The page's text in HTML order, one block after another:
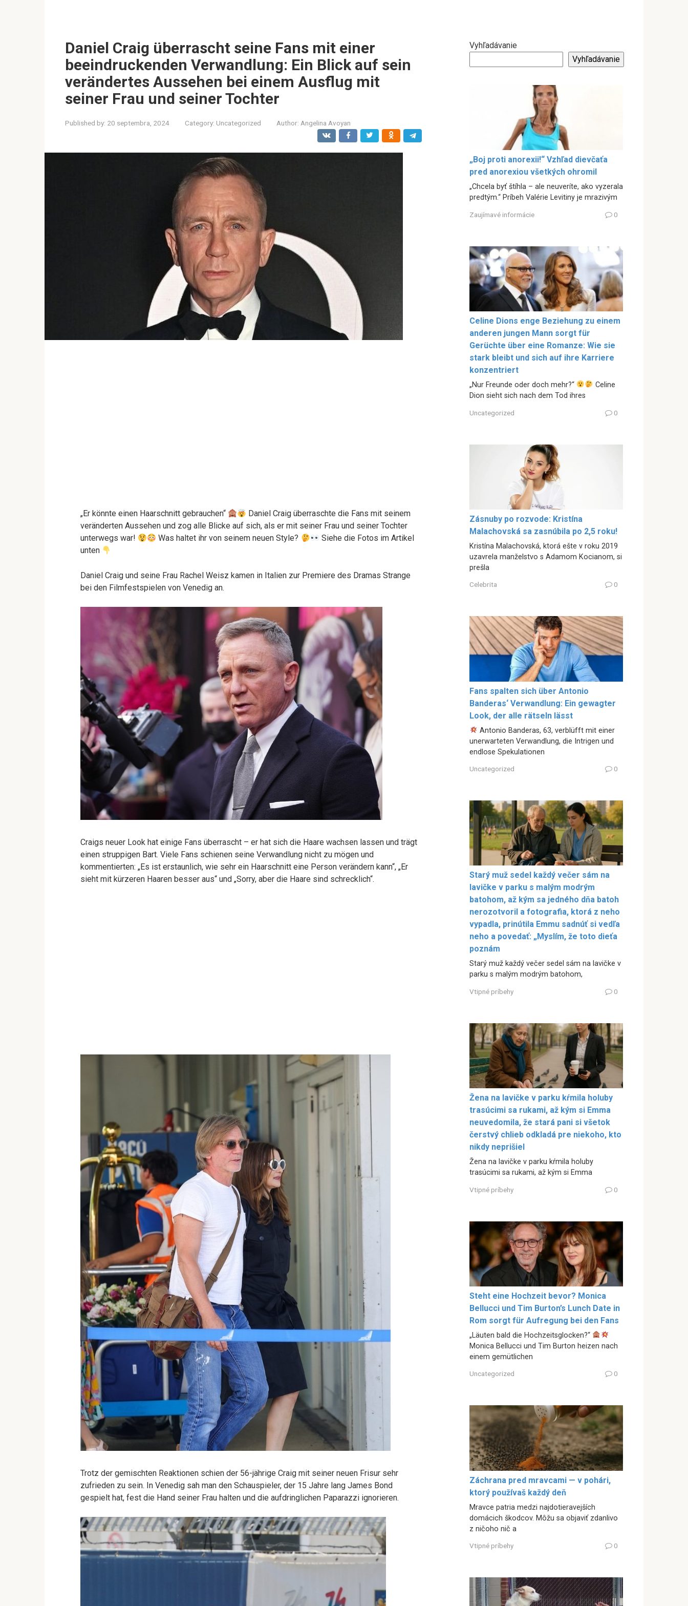
Daniel Craig überrascht seine Fans mit einer
beeindruckenden Verwandlung: Ein Blick auf sein
verändertes Aussehen bei einem Ausflug mit
seiner Frau und seiner Tochter
Published by: 20 septembra, 2024 Category: Uncategorized Author: Angelina Avoyan
„Er könnte einen Haarschnitt gebrauchen“
Daniel Craig überraschte die Fans mit seinem
veränderten Aussehen und zog alle Blicke auf sich, als er mit seiner Frau und seiner Tochter
unterwegs war!
Was haltet ihr von seinem neuen Style?
Siehe die Fotos im Artikel
unten
Daniel Craig und seine Frau Rachel Weisz kamen in Italien zur Premiere des Dramas Strange
bei den Filmfestspielen von Venedig an.
Craigs neuer Look hat einige Fans überrascht – er hat sich die Haare wachsen lassen und trägt
einen struppigen Bart. Viele Fans schienen seine Verwandlung nicht zu mögen und
kommentierten: „Es ist erstaunlich, wie sehr ein Haarschnitt eine Person verändern kann“, „Er
sieht mit kürzeren Haaren besser aus“ und „Sorry, aber die Haare sind schrecklich“.
Trotz der gemischten Reaktionen schien der 56-jährige Craig mit seiner neuen Frisur sehr
zufrieden zu sein. In Venedig sah man den Schauspieler, der 15 Jahre lang James Bond
gespielt hat, fest die Hand seiner Frau halten und die aufdringlichen Paparazzi ignorieren.
Vyhľadávanie
Vyhľadávanie
„Boj proti anorexii!“ Vzhľad dievčaťa
pred anorexiou všetkých ohromil
„Chcela byť štíhla – ale neuveríte, ako vyzerala
predtým.“ Príbeh Valérie Levitiny je mrazivým
Zaujímavé informácie 0
Celine Dions enge Beziehung zu einem
anderen jungen Mann sorgt für
Gerüchte über eine Romanze: Wie sie
stark bleibt und sich auf ihre Karriere
konzentriert
„Nur Freunde oder doch mehr?“
Celine
Dion sieht sich nach dem Tod ihres
Uncategorized 0
Zásnuby po rozvode: Kristína
Malachovská sa zasnúbila po 2,5 roku!
Kristína Malachovská, ktorá ešte v roku 2019
uzavrela manželstvo s Adamom Kocianom, si
prešla
Celebrita 0
Fans spalten sich über Antonio
Banderas‘ Verwandlung: Ein gewagter
Look, der alle rätseln lässt
Antonio Banderas, 63, verblüfft mit einer
unerwarteten Verwandlung, die Intrigen und
endlose Spekulationen
Uncategorized 0
Starý muž sedel každý večer sám na
lavičke v parku s malým modrým
batohom, až kým sa jedného dňa batoh
nerozotvoril a fotografia, ktorá z neho
vypadla, prinútila Emmu sadnúť si vedľa
neho a povedať: „Myslím, že toto dieťa
poznám
Starý muž každý večer sedel sám na lavičke v
parku s malým modrým batohom,
Vtipné príbehy 0
Žena na lavičke v parku kŕmila holuby
trasúcimi sa rukami, až kým si Emma
neuvedomila, že stará pani si všetok
čerstvý chlieb odkladá pre niekoho, kto
nikdy neprišiel
Žena na lavičke v parku kŕmila holuby
trasúcimi sa rukami, až kým si Emma
Vtipné príbehy 0
Steht eine Hochzeit bevor? Monica
Bellucci und Tim Burton’s Lunch Date in
Rom sorgt für Aufregung bei den Fans
„Läuten bald die Hochzeitsglocken?“
Monica Bellucci und Tim Burton heizen nach
einem gemütlichen
Uncategorized 0
Záchrana pred mravcami — v pohári,
ktorý používaš každý deň
Mravce patria medzi najdotieravejších
domácich škodcov. Môžu sa objaviť zdanlivo
z ničoho nič a
Vtipné príbehy 0